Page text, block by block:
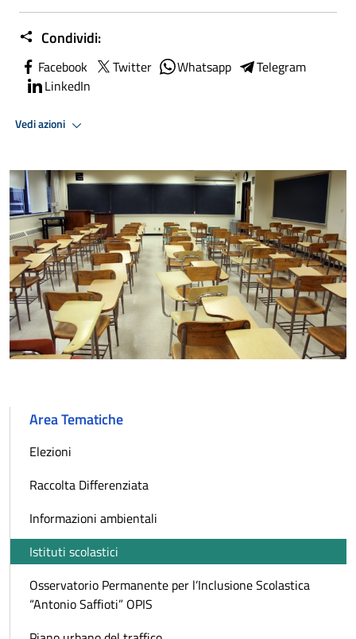
Condividi:
Facebook Twitter Whatsapp
Telegram
LinkedIn
Vedi azioni
Area Tematiche
Elezioni
Raccolta Differenziata
Informazioni ambientali
Istituti scolastici
Osservatorio Permanente per l’Inclusione Scolastica
“Antonio Saffioti” OPIS